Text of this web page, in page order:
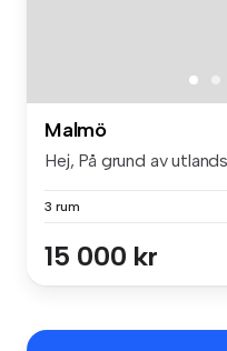
Malmö
Hej, På grund av
3 rum
15 000 kr